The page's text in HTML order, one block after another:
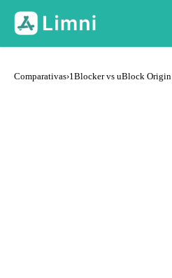
Comparativas›1Blocker vs uBlock Origin